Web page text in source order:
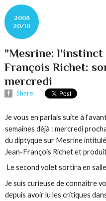
2008
20/10
"Mesrine: l'instinct
François Richet:
mercredi
Share
Je vous en parlais suite à
semaines déjà : mercredi
du diptyque sur Mesrine
Jean-François Richet et
Le second volet sortira en
Je suis curieuse de connaître
depuis avoir lu les critiques